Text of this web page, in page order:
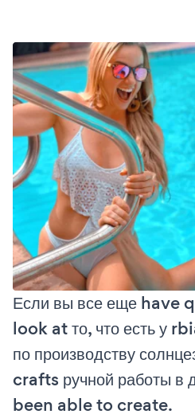
Если вы все еще have
look at то, что есть у
по производству
crafts ручной работы в
been able to create.